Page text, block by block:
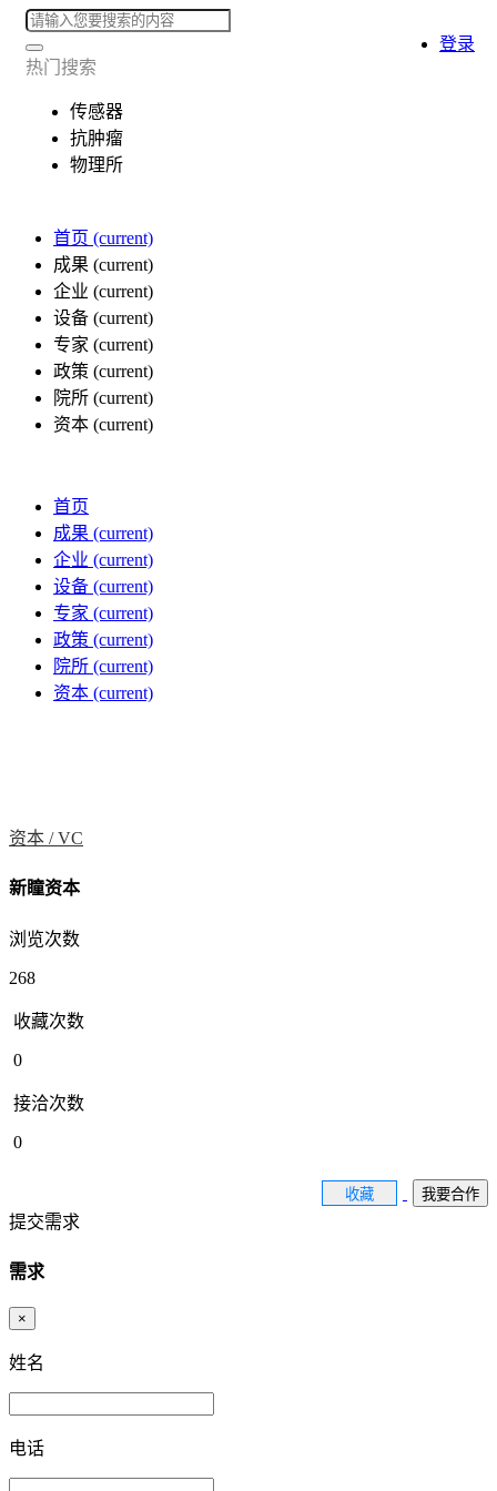
热门搜索
传感器
抗肿瘤
物理所
首页 (current)
成果 (current)
企业 (current)
设备 (current)
专家 (current)
政策 (current)
院所 (current)
资本 (current)
登录
首页
成果 (current)
企业 (current)
设备 (current)
专家 (current)
政策 (current)
院所 (current)
资本 (current)
资本 /VC
新瞳资本
浏览次数
268
收藏次数
0
接洽次数
0
收藏 我要合作
提交需求
需求
×
姓名
电话